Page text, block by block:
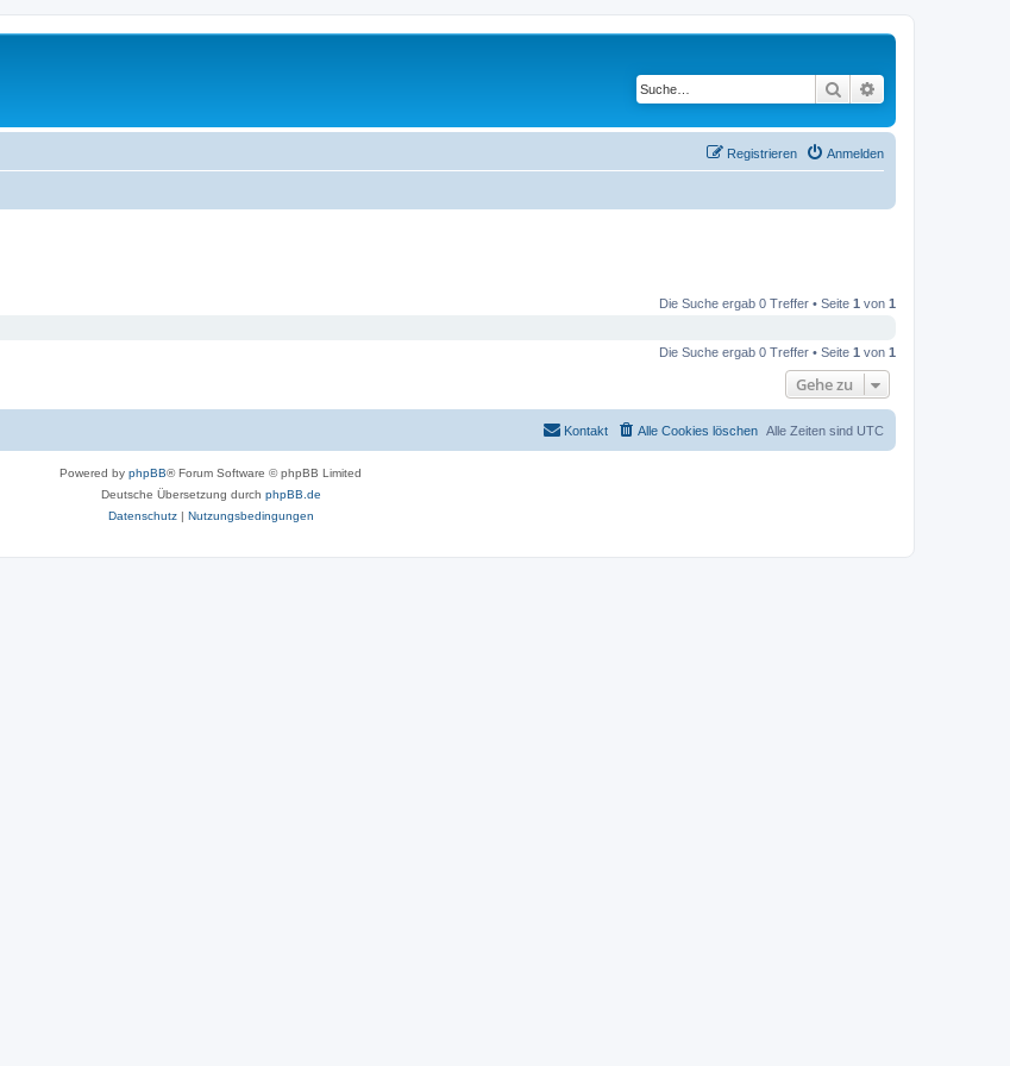
Suche
Anmelden
Registrieren
Die Suche ergab 0 Treffer • Seite 1 von 1
Die Suche ergab 0 Treffer • Seite 1 von 1
Gehe zu
Alle Zeiten sind UTC
Alle Cookies löschen
Kontakt
Powered by phpBB® Forum Software © phpBB Limited
Deutsche Übersetzung durch phpBB.de
Datenschutz| Nutzungsbedingungen